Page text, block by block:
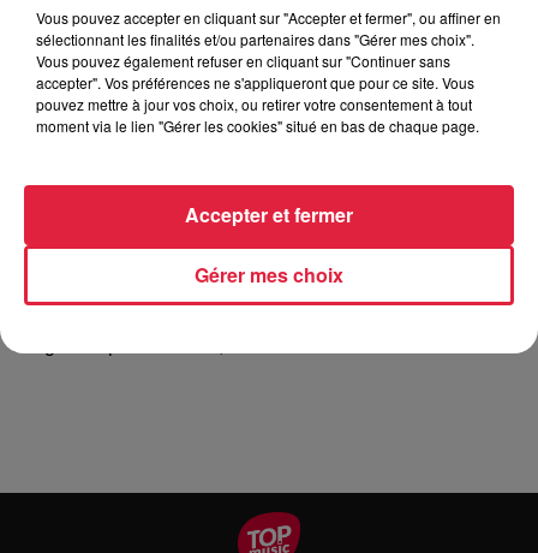
Tarif Gratuit
L'Amicale des Sapeurs-Pompiers, vous propose une vente
flambée gratinée 7€ Tarte flambée forestière 7€ Tarte
Vin Blanc 8€ Bouteille de Crémant 10 € PAIEMENT PAR
dangereux pour la santé, à consommer avec modération.
Vous pouvez accepter en cliquant sur "Accepter et fermer", ou affiner en
sélectionnant les finalités et/ou partenaires dans "Gérer mes choix".
Vous pouvez également refuser en cliquant sur "Continuer sans
accepter". Vos préférences ne s'appliqueront que pour ce site. Vous
pouvez mettre à jour vos choix, ou retirer votre consentement à tout
moment via le lien "Gérer les cookies" situé en bas de chaque page.
Gérer mes choix
Accepter et fermer